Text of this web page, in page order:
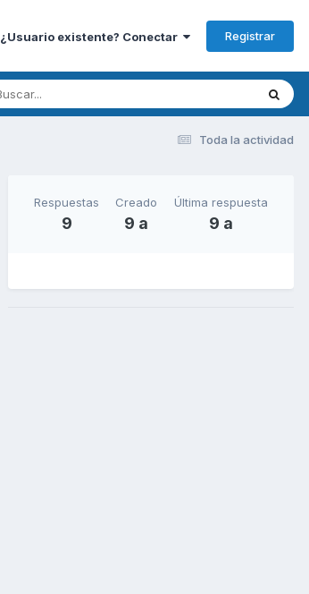
¿Usuario existente? Conectar Registrar
Toda la actividad
Respuestas
9
Creado
9 a
Última respuesta
9 a